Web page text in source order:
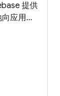
提供
应用添
绍了
帮助您
应用添